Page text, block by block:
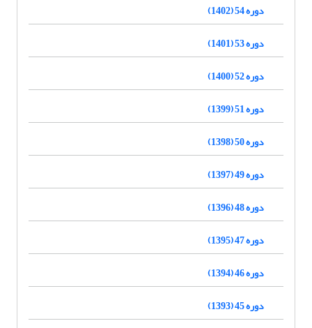
دوره 54 (1402)
دوره 53 (1401)
دوره 52 (1400)
دوره 51 (1399)
دوره 50 (1398)
دوره 49 (1397)
دوره 48 (1396)
دوره 47 (1395)
دوره 46 (1394)
دوره 45 (1393)